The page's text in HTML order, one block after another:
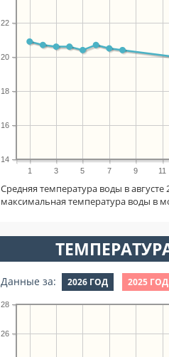
1 3 5 7 9 11
14
16
18
20
22
Средняя температура воды в августе
максимальная температура воды в
Данные за: 2026 ГОД 2025 ГОД
26
28